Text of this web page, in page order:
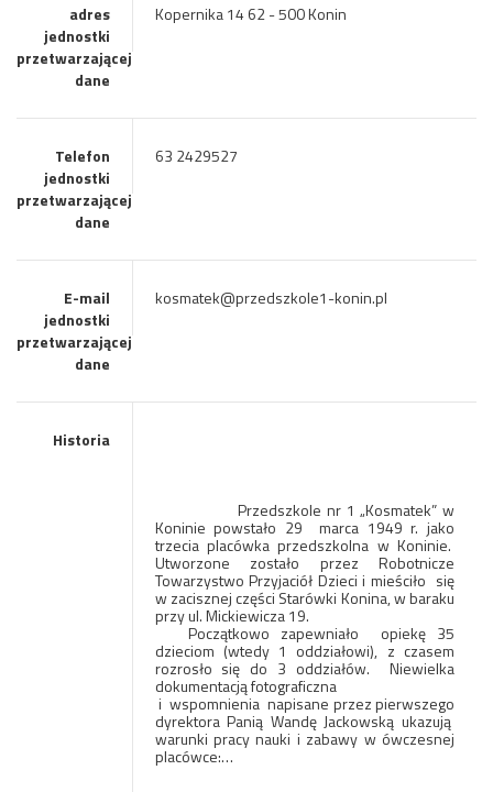
adres
jednostki
przetwarzającej
dane
Kopernika 14 62 - 500 Konin
Telefon
jednostki
przetwarzającej
dane
63 2429527
E-mail
jednostki
przetwarzającej
dane
kosmatek@przedszkole1-konin.pl
Historia
Przedszkole nr 1 „Kosmatek” w
Koninie powstało 29 marca 1949 r. jako
trzecia placówka przedszkolna w Koninie.
Utworzone zostało przez Robotnicze
Towarzystwo Przyjaciół Dzieci i mieściło się
w zacisznej części Starówki Konina, w baraku
przy ul. Mickiewicza 19.
Początkowo zapewniało opiekę 35
dzieciom (wtedy 1 oddziałowi), z czasem
rozrosło się do 3 oddziałów. Niewielka
dokumentacją fotograficzna
i wspomnienia napisane przez pierwszego
dyrektora Panią Wandę Jackowską ukazują
warunki pracy nauki i zabawy w ówczesnej
placówce:…